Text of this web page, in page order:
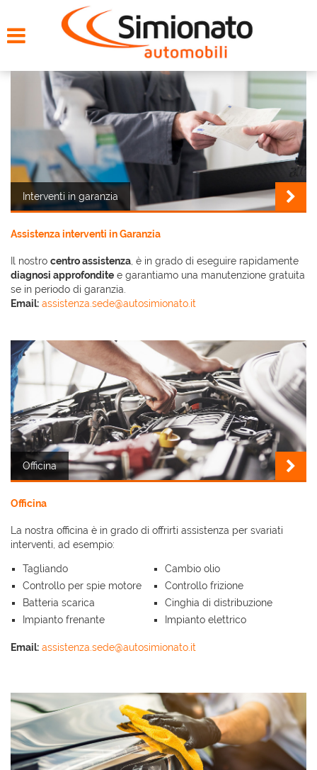
NOLEGGIO
PROMO FIN-LIGHT
SERVIZI
CONTATTI
CHI SIAMO
AREA COMMERCIANTI
Interventi in garanzia
Assistenza interventi in Garanzia
Il nostro centro assistenza , è in grado di eseguire rapidamente
diagnosi approfondite e garantiamo una manutenzione gratuita
se in periodo di garanzia.
Email: assistenza.sede@autosimionato.it
Officina
Officina
La nostra officina è in grado di offrirti assistenza per svariati
interventi, ad esempio:
Tagliando
Cambio olio
Controllo per spie motore
Controllo frizione
Batteria scarica
Cinghia di distribuzione
Impianto frenante
Impianto elettrico
Email: assistenza.sede@autosimionato.it